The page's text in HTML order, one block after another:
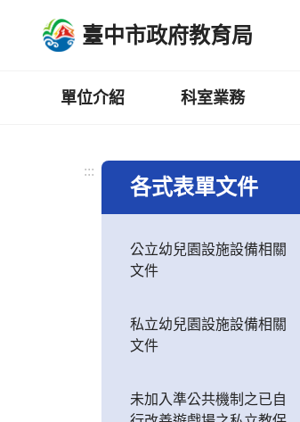
臺中市政府教育局
單位介紹 科室業務
:::
各式表單文件
公立幼兒園設施設備相關
文件
私立幼兒園設施設備相關
文件
未加入準公共機制之已自